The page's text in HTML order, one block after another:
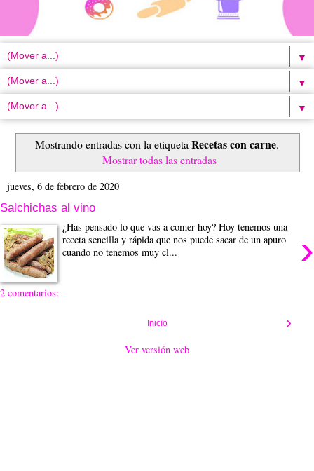
▼
▼
▼
Mostrando entradas con la etiqueta Recetas con carne.
Mostrar todas las entradas
jueves, 6 de febrero de 2020
Salchichas al vino
›
¿Has pensado lo que vas a comer hoy? Hoy tenemos una
receta sencilla y rápida que nos puede sacar de un apuro
cuando no tenemos muy cl...
2 comentarios:
›
Inicio
Ver versión web